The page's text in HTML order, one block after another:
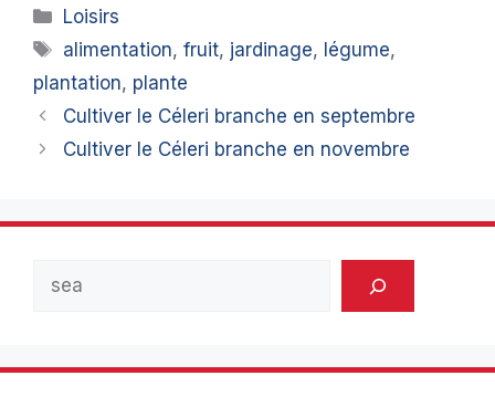
Catégories
Loisirs
Étiquettes
alimentation,fruit, jardinage, légume,
plantation, plante
Cultiver le Céleri branche en septembre
Cultiver le Céleri branche en novembre